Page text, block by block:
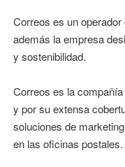
Correos es un
además la empresa
y sostenibilidad.
Correos es la
y por su extensa
soluciones de
en las oficinas postales.